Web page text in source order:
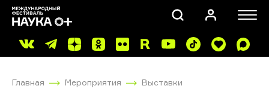
Главная Мероприятия Выставки